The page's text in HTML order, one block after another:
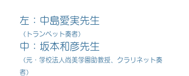
左：中島愛実先生
（トランペット奏者）
​中：坂本和彦先生
（元・学校法人尚美学園助教授、クラリネット奏
者）